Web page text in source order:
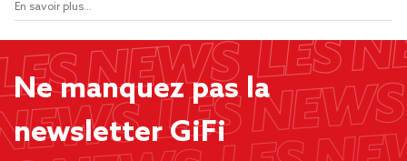
En savoir plus...
Ne manquez pas la
newsletter GiFi